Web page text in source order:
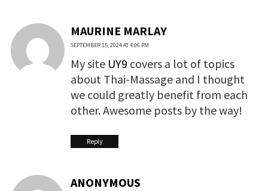
MAURINE MARLAY
SEPTEMBER 15, 2024 AT 4:06 PM
My site UY9 covers a lot of topics
about Thai-Massage and I thought
we could greatly benefit from each
other. Awesome posts by the way!
Reply
ANONYMOUS